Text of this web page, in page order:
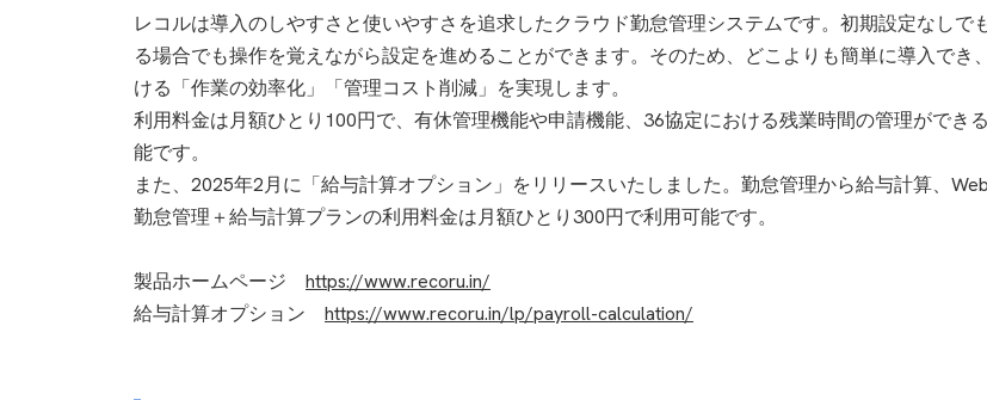
レコルは導入のしやすさと使いやすさを追求したクラウド勤怠管理システムです。初期設定なし
る場合でも操作を覚えながら設定を進めることができます。そのため、どこよりも簡単に導入で
ける「作業の効率化」「管理コスト削減」を実現します。
利用料金は月額ひとり100円で、有休管理機能や申請機能、36協定における残業時間の管理ができ
能です。
また、2025年2月に「給与計算オプション」をリリースいたしました。勤怠管理から給与計算、
勤怠管理＋給与計算プランの利用料金は月額ひとり300円で利用可能です。
製品ホームページ https://www.recoru.in/
給与計算オプション https://www.recoru.in/lp/payroll-calculation/